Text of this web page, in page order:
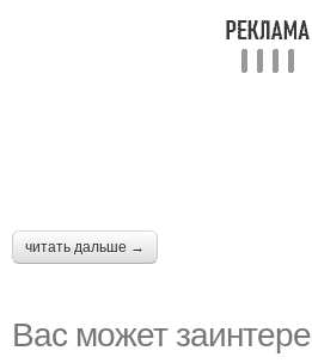
читать дальше →
Вас может